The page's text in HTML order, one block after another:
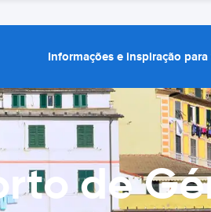
Informações e inspiração
de